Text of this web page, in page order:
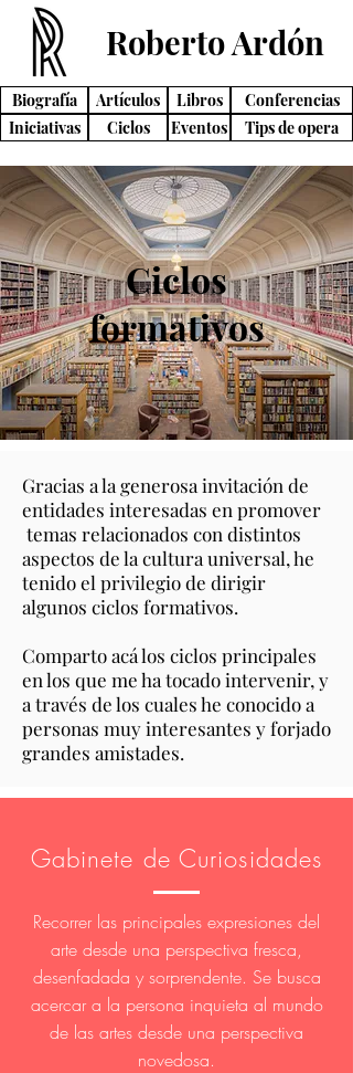
Iniciativas Ciclos Eventos Tips de opera
Roberto Ardón
Biografía Artículos Libros Conferencias
Ciclos
formativos
Gracias a la generosa invitación de
entidades interesadas en promover
temas relacionados con distintos
aspectos de la cultura universal, he
tenido el privilegio de dirigir
algunos ciclos formativos.
Comparto acá los ciclos principales
en los que me ha tocado intervenir, y
a través de los cuales he conocido a
personas muy interesantes y forjado
grandes amistades.
Gabinete de Curiosidades
Recorrer las principales expresiones del
arte desde una perspectiva fresca,
desenfadada y sorprendente. Se busca
acercar a la persona inquieta al mundo
de las artes desde una perspectiva
novedosa.